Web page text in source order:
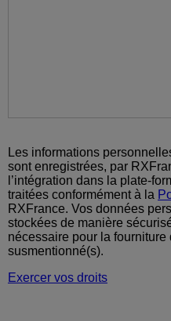
Les informations
sont enregistrées, par
l’intégration dans la plate-
traitées conformément à la
RXFrance. Vos données
stockées de manière
nécessaire pour la fourniture
susmentionné(s).
Exercer vos droits